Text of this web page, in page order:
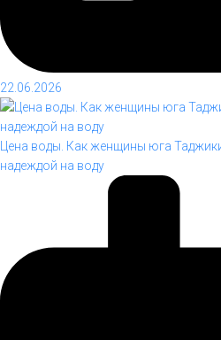
22.06.2026
Цена воды. Как женщины юга
надеждой на воду